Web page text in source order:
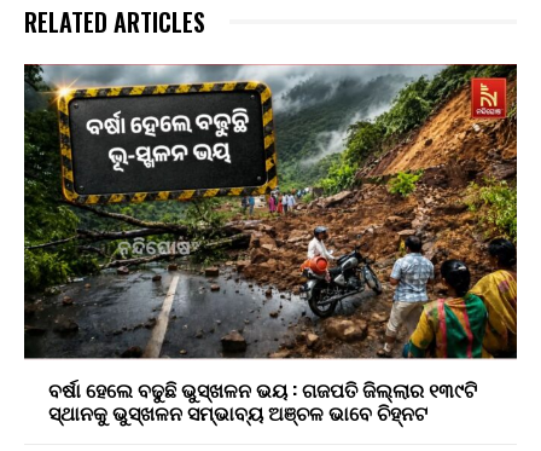
RELATED ARTICLES
ବର୍ଷା ହେଲେ ବଢୁଛି ଭୁସ୍ଖଳନ ଭୟ : ଗଜପତି ଜିଲ୍ଲାର ୧୩୯ଟି
ସ୍ଥାନକୁ ଭୁସ୍ଖଳନ ସମ୍ଭାବ୍ୟ ଅଞ୍ଚଳ ଭାବେ ଚିହ୍ନଟ